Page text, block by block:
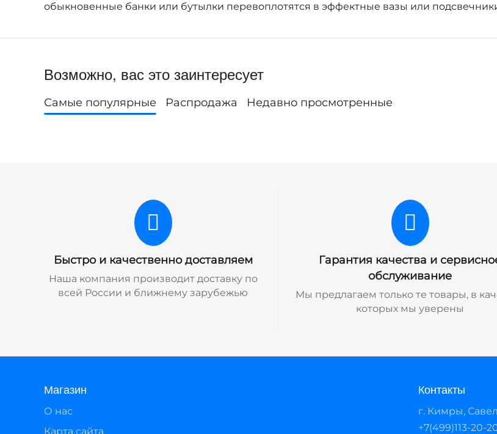
обыкновенные банки или бутылки перевоплотятся в эффектные вазы или
Возможно, вас это заинтересует
Самые популярные Распродажа Недавно просмотренные
Быстро и качественно доставляем
Наша компания производит доставку по
всей России и ближнему зарубежью
Гарантия качества и
обслуживание
Мы предлагаем только те товары, в
которых мы уверены
Магазин
О нас
Карта сайта
Контакты
г. Кимры,
+7(499)113-20-